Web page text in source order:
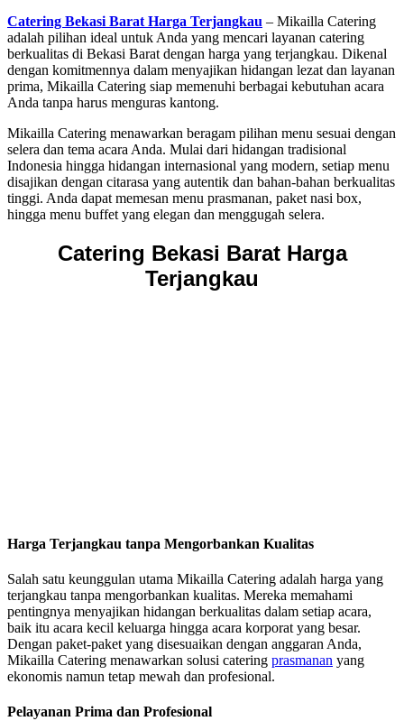
Catering Bekasi Barat Harga Terjangkau – Mikailla Catering
adalah pilihan ideal untuk Anda yang mencari layanan catering
berkualitas di Bekasi Barat dengan harga yang terjangkau. Dikenal
dengan komitmennya dalam menyajikan hidangan lezat dan layanan
prima, Mikailla Catering siap memenuhi berbagai kebutuhan acara
Anda tanpa harus menguras kantong.
Mikailla Catering menawarkan beragam pilihan menu sesuai dengan
selera dan tema acara Anda. Mulai dari hidangan tradisional
Indonesia hingga hidangan internasional yang modern, setiap menu
disajikan dengan citarasa yang autentik dan bahan-bahan berkualitas
tinggi. Anda dapat memesan menu prasmanan, paket nasi box,
hingga menu buffet yang elegan dan menggugah selera.
Catering Bekasi Barat Harga
Terjangkau
Harga Terjangkau tanpa Mengorbankan Kualitas
Salah satu keunggulan utama Mikailla Catering adalah harga yang
terjangkau tanpa mengorbankan kualitas. Mereka memahami
pentingnya menyajikan hidangan berkualitas dalam setiap acara,
baik itu acara kecil keluarga hingga acara korporat yang besar.
Dengan paket-paket yang disesuaikan dengan anggaran Anda,
Mikailla Catering menawarkan solusi catering prasmanan yang
ekonomis namun tetap mewah dan profesional.
Pelayanan Prima dan Profesional